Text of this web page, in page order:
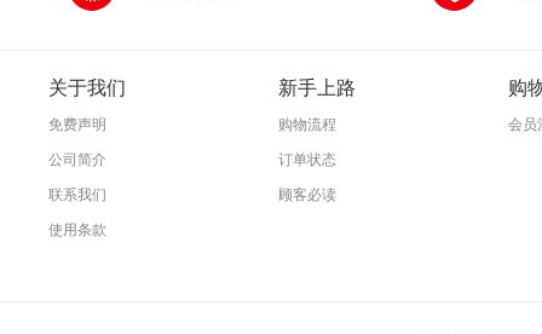
关于我们
免费声明
公司简介
联系我们
使用条款
新手上路
购物流程
订单状态
顾客必读
购
会员